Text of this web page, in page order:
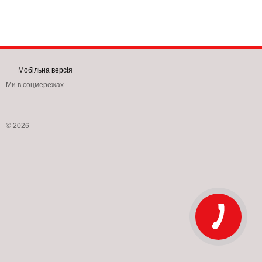
Мобільна версія
Ми в соцмережах
© 2026